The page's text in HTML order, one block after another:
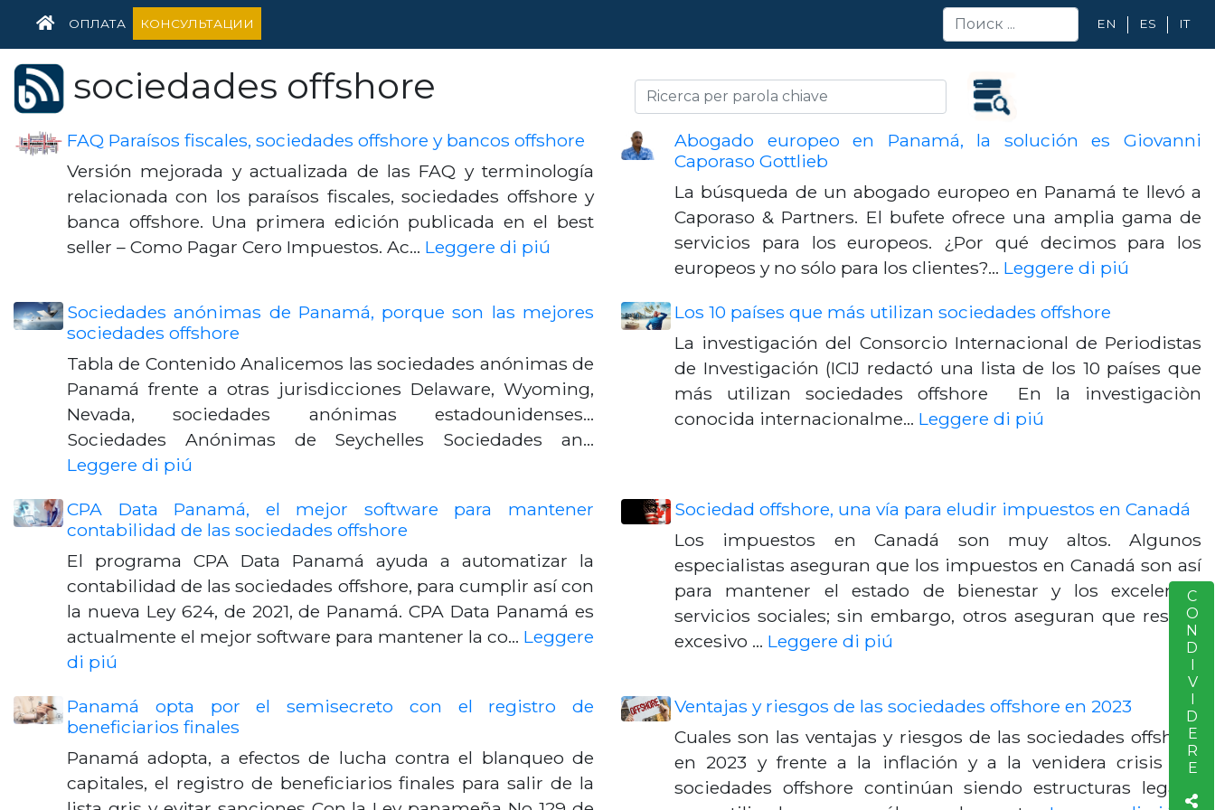
HOME
ОПЛАТА КОНСУЛЬТАЦИИ EN ES IT
sociedades offshore
FAQ Paraísos fiscales, sociedades offshore y bancos offshore
Versión mejorada y actualizada de las FAQ y terminología
relacionada con los paraísos fiscales, sociedades offshore y
banca offshore. Una primera edición publicada en el best
seller – Como Pagar Cero Impuestos. Ac… Leggere di piú
Abogado europeo en Panamá, la solución es Giovanni
Caporaso Gottlieb
La búsqueda de un abogado europeo en Panamá te llevó a
Caporaso & Partners. El bufete ofrece una amplia gama de
servicios para los europeos. ¿Por qué decimos para los
europeos y no sólo para los clientes?… Leggere di piú
Sociedades anónimas de Panamá, porque son las mejores
sociedades offshore
Tabla de Contenido Analicemos las sociedades anónimas de
Panamá frente a otras jurisdicciones Delaware, Wyoming,
Nevada, sociedades anónimas estadounidenses...
Sociedades Anónimas de Seychelles Sociedades an…
Leggere di piú
Los 10 países que más utilizan sociedades offshore
La investigación del Consorcio Internacional de Periodistas
de Investigación (ICIJ redactó una lista de los 10 países que
más utilizan sociedades offshore En la investigaciòn
conocida internacionalme… Leggere di piú
CPA Data Panamá, el mejor software para mantener
contabilidad de las sociedades offshore
El programa CPA Data Panamá ayuda a automatizar la
contabilidad de las sociedades offshore, para cumplir así con
la nueva Ley 624, de 2021, de Panamá. CPA Data Panamá es
actualmente el mejor software para mantener la co… Leggere
di piú
Sociedad offshore, una vía para eludir impuestos en Canadá
Los impuestos en Canadá son muy altos. Algunos
especialistas aseguran que los impuestos en Canadá son así
para mantener el estado de bienestar y los excelentes
servicios sociales; sin embargo, otros aseguran que resulta
excesivo … Leggere di piú
Panamá opta por el semisecreto con el registro de
beneficiarios finales
Panamá adopta, a efectos de lucha contra el blanqueo de
capitales, el registro de beneficiarios finales para salir de la
Ventajas y riesgos de las sociedades offshore en 2023
Cuales son las ventajas y riesgos de las sociedades offshore
en 2023 y frente a la inflación y a la venidera crisis Las
sociedades offshore continúan siendo estructuras legales
CONDIVIDERE